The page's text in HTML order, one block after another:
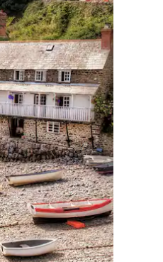
認することができます。